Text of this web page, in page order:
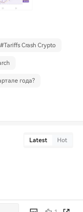
#Tariffs Crash Crypto
года?
Latest Hot